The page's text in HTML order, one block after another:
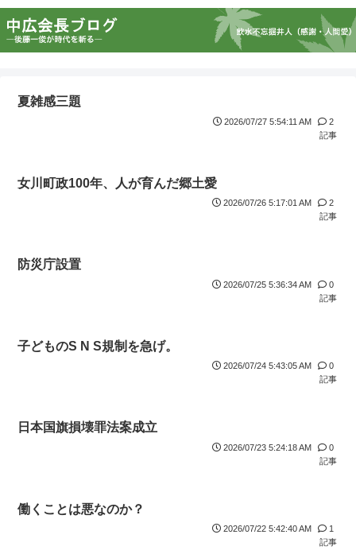
夏雑感三題
2026/07/27 5:54:11 AM
2
記事
女川町政100年、人が育んだ郷土愛
2026/07/26 5:17:01 AM
2
記事
防災庁設置
2026/07/25 5:36:34 AM
0
記事
子どものS N S規制を急げ。
2026/07/24 5:43:05 AM
0
記事
日本国旗損壊罪法案成立
2026/07/23 5:24:18 AM
0
記事
働くことは悪なのか？
2026/07/22 5:42:40 AM
1
記事